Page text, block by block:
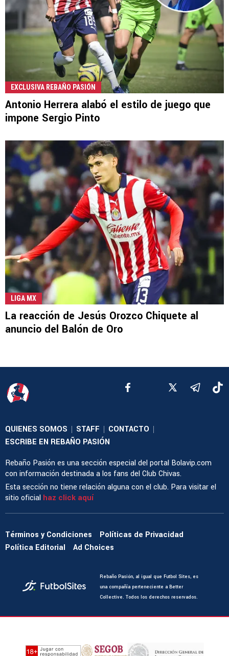
EXCLUSIVA REBAÑO PASIÓN
Antonio Herrera alabó el estilo de juego que
impone Sergio Pinto
LIGA MX
La reacción de Jesús Orozco Chiquete al
anuncio del Balón de Oro
QUIENES SOMOS | STAFF | CONTACTO |
ESCRIBE EN REBAÑO PASIÓN
Rebaño Pasión es una sección especial del portal Bolavip.com
con información destinada a los fans del Club Chivas.
Esta sección no tiene relación alguna con el club. Para visitar el
sitio oficial haz click aquí
Términos y Condiciones
Políticas de Privacidad
Política Editorial
Ad Choices
Rebaño Pasión, al igual que Futbol Sites, es
una compañía perteneciente a Better
Collective. Todos los derechos reservados.